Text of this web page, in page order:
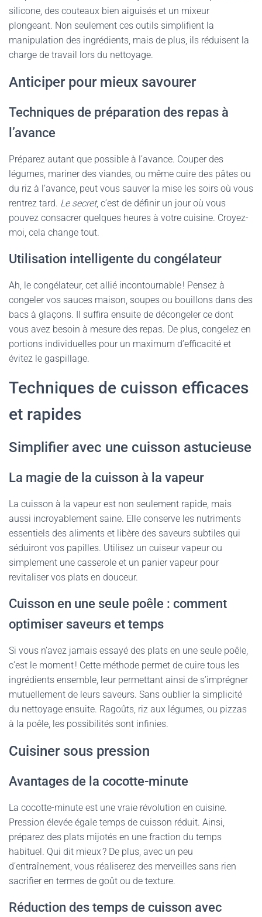
silicone, des couteaux bien aiguisés et un mixeur
plongeant. Non seulement ces outils simplifient la
manipulation des ingrédients, mais de plus, ils réduisent la
charge de travail lors du nettoyage.
Anticiper pour mieux savourer
Techniques de préparation des repas à
l’avance
Préparez autant que possible à l’avance. Couper des
légumes, mariner des viandes, ou même cuire des pâtes ou
du riz à l’avance, peut vous sauver la mise les soirs où vous
rentrez tard. Le secret, c’est de définir un jour où vous
pouvez consacrer quelques heures à votre cuisine. Croyez-
moi, cela change tout.
Utilisation intelligente du congélateur
Ah, le congélateur, cet allié incontournable ! Pensez à
congeler vos sauces maison, soupes ou bouillons dans des
bacs à glaçons. Il suffira ensuite de décongeler ce dont
vous avez besoin à mesure des repas. De plus, congelez en
portions individuelles pour un maximum d’efficacité et
évitez le gaspillage.
Techniques de cuisson efficaces
et rapides
Simplifier avec une cuisson astucieuse
La magie de la cuisson à la vapeur
La cuisson à la vapeur est non seulement rapide, mais
aussi incroyablement saine. Elle conserve les nutriments
essentiels des aliments et libère des saveurs subtiles qui
séduiront vos papilles. Utilisez un cuiseur vapeur ou
simplement une casserole et un panier vapeur pour
revitaliser vos plats en douceur.
Cuisson en une seule poêle : comment
optimiser saveurs et temps
Si vous n’avez jamais essayé des plats en une seule poêle,
c’est le moment ! Cette méthode permet de cuire tous les
ingrédients ensemble, leur permettant ainsi de s’imprégner
mutuellement de leurs saveurs. Sans oublier la simplicité
du nettoyage ensuite. Ragoûts, riz aux légumes, ou pizzas
à la poêle, les possibilités sont infinies.
Cuisiner sous pression
Avantages de la cocotte-minute
La cocotte-minute est une vraie révolution en cuisine.
Pression élevée égale temps de cuisson réduit. Ainsi,
préparez des plats mijotés en une fraction du temps
habituel. Qui dit mieux ? De plus, avec un peu
d’entraînement, vous réaliserez des merveilles sans rien
sacrifier en termes de goût ou de texture.
Réduction des temps de cuisson avec